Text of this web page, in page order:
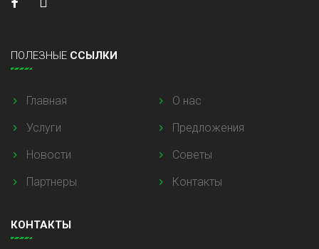
ПОЛЕЗНЫЕ ССЫЛКИ
Главная
О нас
Услуги
Предложения
Новости
Советы
Партнеры
Контакты
КОНТАКТЫ